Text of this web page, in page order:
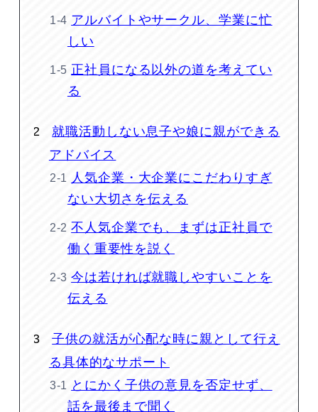
アルバイトやサークル、学業に忙
しい
正社員になる以外の道を考えてい
る
就職活動しない息子や娘に親ができる
アドバイス
人気企業・大企業にこだわりすぎ
ない大切さを伝える
不人気企業でも、まずは正社員で
働く重要性を説く
今は若ければ就職しやすいことを
伝える
子供の就活が心配な時に親として行え
る具体的なサポート
とにかく子供の意見を否定せず、
話を最後まで聞く